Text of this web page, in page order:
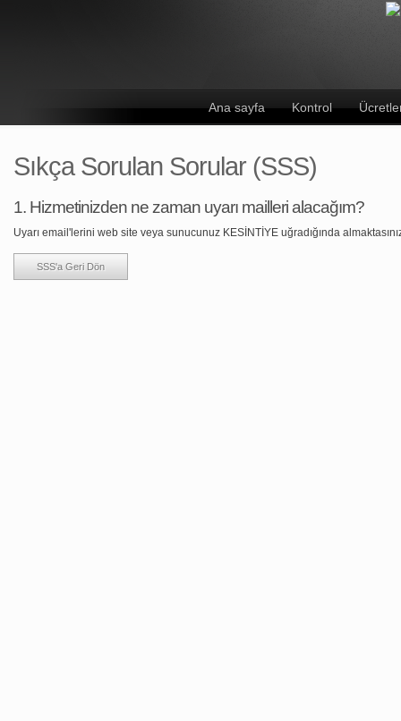
Ana sayfa Kontrol
Sıkça Sorulan Sorular (SSS)
1. Hizmetinizden ne zaman uyarı mailleri alacağım?
Uyarı email'lerini web site veya sunucunuz KESİNTİYE uğradığında
SSS'a Geri Dön